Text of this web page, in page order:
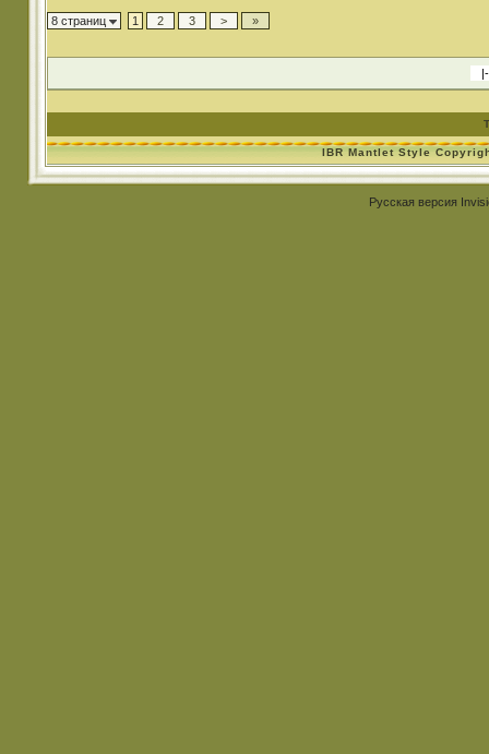
8 страниц 1 2 3 > »
IBR Mantlet Style
Русская версия